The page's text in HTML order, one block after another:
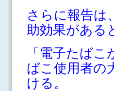
さらに報告は
助効果がある
「電子たば
ばこ使用者の
ける。